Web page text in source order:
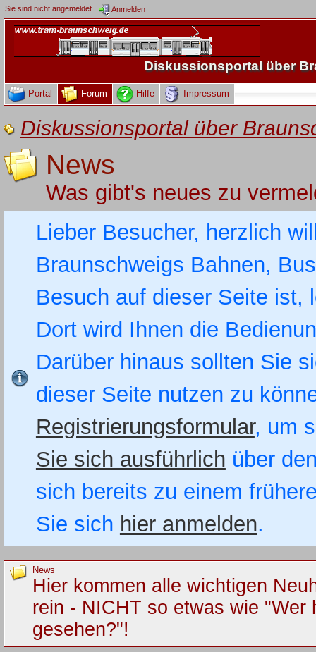
Sie sind nicht angemeldet. Anmelden
Diskussionsportal über
Portal Forum Hilfe Impressum
Diskussionsportal über
News
Was gibt's neues zu
Lieber Besucher, herzlich
Braunschweigs Bahnen,
Besuch auf dieser Seite
Dort wird Ihnen die
Darüber hinaus sollten Sie
dieser Seite nutzen zu
Registrierungsformular, um
Sie sich ausführlich über
sich bereits zu einem
Sie sich hier anmelden.
News
Hier kommen alle wichtigen
rein - NICHT so etwas wie "Wer
gesehen?"!